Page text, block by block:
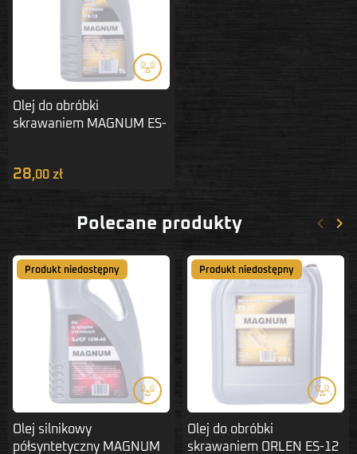
Olej do obróbki
skrawaniem MAGNUM ES-
28,00 zł
Polecane produkty keyboard_arrow_left keyboard_arrow_right
Produkt niedostępny
Olej silnikowy
półsyntetyczny MAGNUM
Produkt niedostępny
Olej do obróbki
skrawaniem ORLEN ES-12